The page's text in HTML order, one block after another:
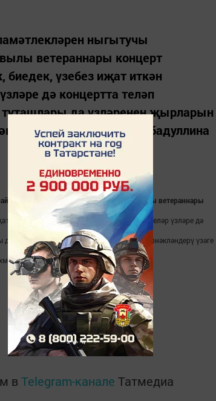
ныгытучы
ветераннары концерт
үзебез иҗат иткән
дә концертта теләп
да үзләренең җырларын
Гөлшат ханым Гыйбадуллина
янына без - Дәвеш авылы ветераннары
иткән шигырьләребезне укыдык. Ял итүчеләр үзләре дә
үзләренең җырларын бүләк иттеләр. Тернәкләндерү үзәге
ирештерде.
в Telegram-канале Татмедиа